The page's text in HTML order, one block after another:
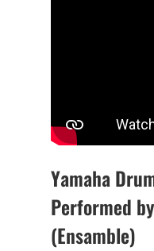
Yamaha
Performed
(Ensamble)